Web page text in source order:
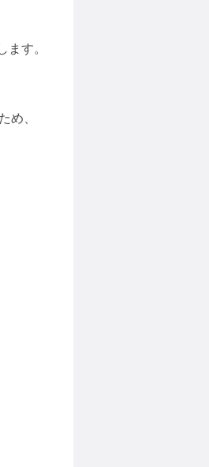
す。
め、